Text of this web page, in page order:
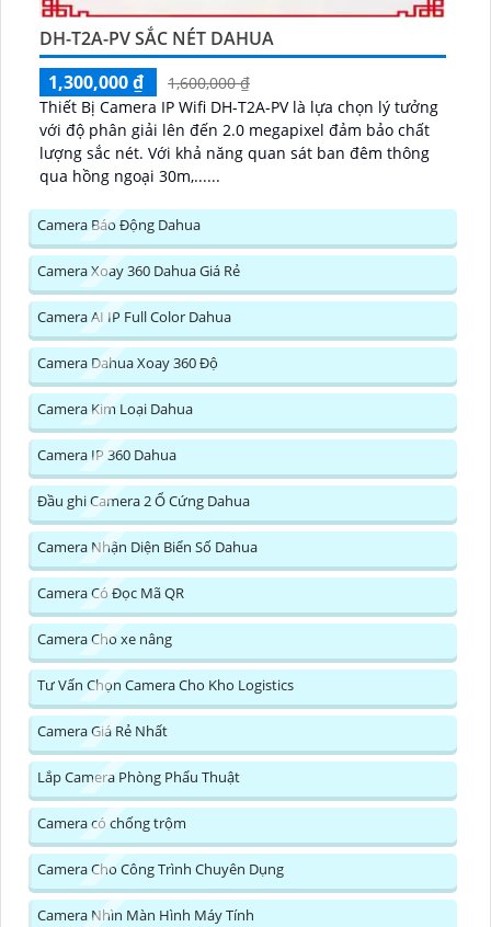
DH-T2A-PV SẮC NÉT DAHUA
1,300,000 ₫
1,600,000 ₫
Thiết Bị Camera IP Wifi DH-T2A-PV là lựa chọn lý tưởng
với độ phân giải lên đến 2.0 megapixel đảm bảo chất
lượng sắc nét. Với khả năng quan sát ban đêm thông
qua hồng ngoại 30m,......
Camera Báo Động Dahua
Camera Xoay 360 Dahua Giá Rẻ
Camera AI IP Full Color Dahua
Camera Dahua Xoay 360 Độ
Camera Kim Loại Dahua
Camera IP 360 Dahua
Đầu ghi Camera 2 Ổ Cứng Dahua
Camera Nhận Diện Biển Số Dahua
Camera Có Đọc Mã QR
Camera Cho xe nâng
Tư Vấn Chọn Camera Cho Kho Logistics
Camera Giá Rẻ Nhất
Lắp Camera Phòng Phẩu Thuật
Camera có chống trộm
Camera Cho Công Trình Chuyên Dụng
Camera Nhìn Màn Hình Máy Tính